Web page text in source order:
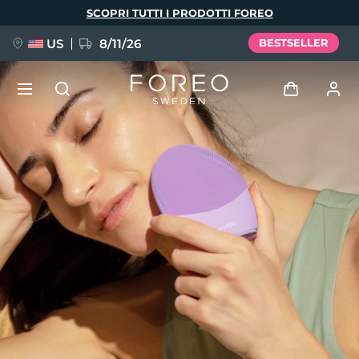
SCOPRI TUTTI I PRODOTTI FOREO
US 8/11/26 BESTSELLER
Profilo utente
I miei dispositivi
I miei ordini
I miei indirizzi
I miei abbonamenti
NUOVO
FAQ™ Pure Beauty-Tech Elixir
BREAKING NEWS
issa™ Teeth Whitening Set
Lingua
English Deutsch
Español
Français
Italiano
Português
Svenska
Русский
Türkçe
简体中文 繁體中文